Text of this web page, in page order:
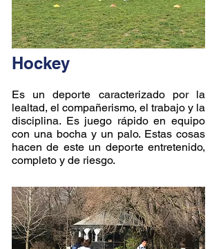
Hockey
Es un deporte caracterizado por la
lealtad, el compañerismo, el trabajo y la
disciplina. Es juego rápido en equipo
con una bocha y un palo. Estas cosas
hacen de este un deporte entretenido,
completo y de riesgo.